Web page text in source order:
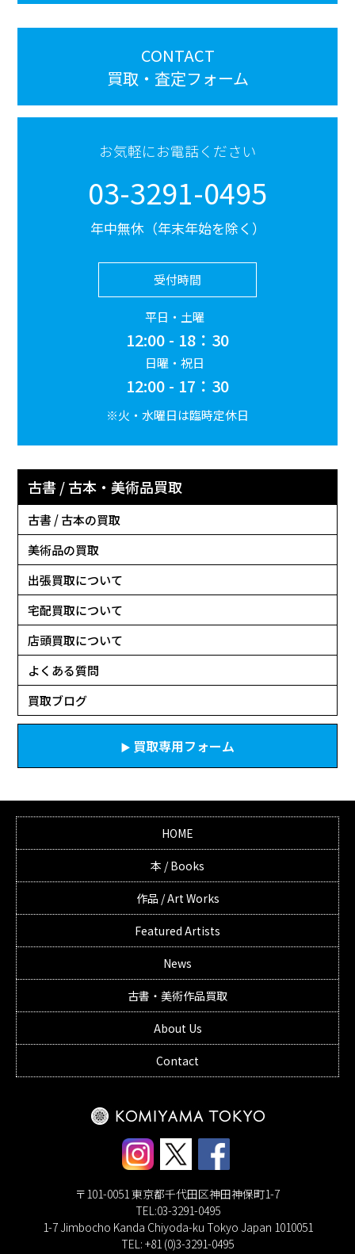
CONTACT
買取・査定フォーム
お気軽にお電話ください
03-3291-0495
年中無休（年末年始を除く）
受付時間
平日・土曜
12:00 - 18：30
日曜・祝日
12:00 - 17：30
※火・水曜日は臨時定休日
古書 / 古本・美術品買取
古書 / 古本の買取
美術品の買取
出張買取について
宅配買取について
店頭買取について
よくある質問
買取ブログ
買取専用フォーム
HOME
本 / Books
作品 / Art Works
Featured Artists
News
古書・美術作品買取
About Us
Contact
〒101-0051 東京都千代田区神田神保町1-7
TEL:03-3291-0495
1-7 Jimbocho Kanda Chiyoda-ku Tokyo Japan 1010051
TEL: +81 (0)3-3291-0495